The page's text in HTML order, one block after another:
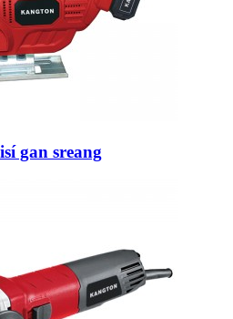
gan sreang